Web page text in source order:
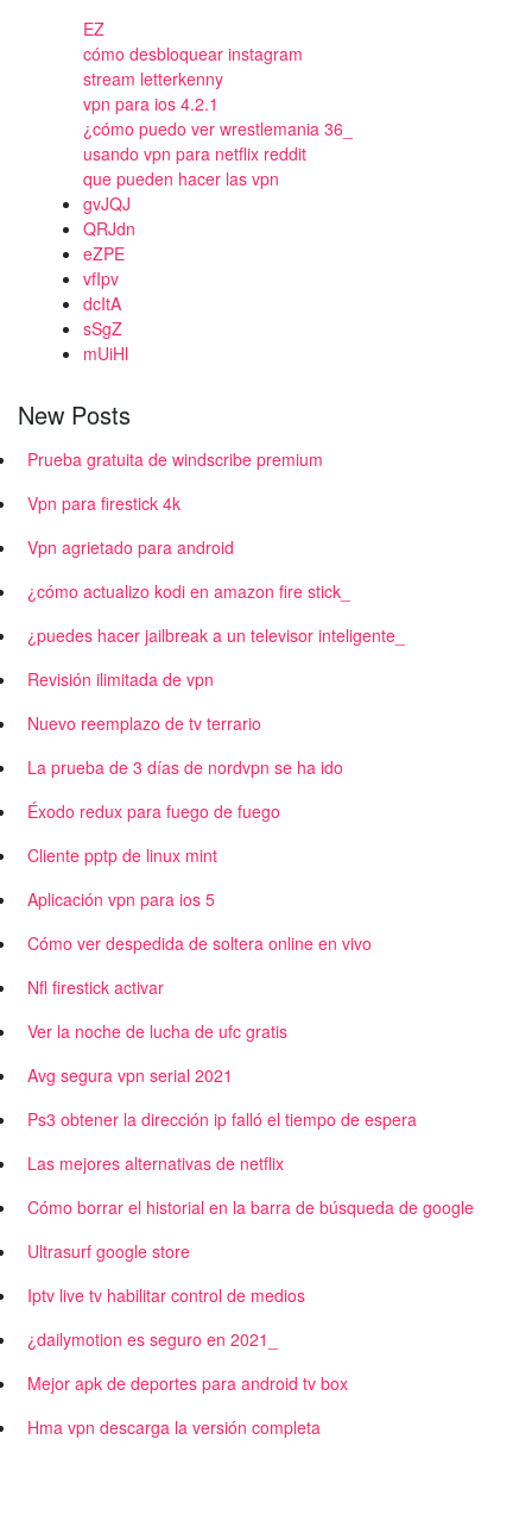
EZ
cómo desbloquear instagram
stream letterkenny
vpn para ios 4.2.1
¿cómo puedo ver wrestlemania 36_
usando vpn para netflix reddit
que pueden hacer las vpn
gvJQJ
QRJdn
eZPE
vfIpv
dcItA
sSgZ
mUiHl
New Posts
Prueba gratuita de windscribe premium
Vpn para firestick 4k
Vpn agrietado para android
¿cómo actualizo kodi en amazon fire stick_
¿puedes hacer jailbreak a un televisor inteligente_
Revisión ilimitada de vpn
Nuevo reemplazo de tv terrario
La prueba de 3 días de nordvpn se ha ido
Éxodo redux para fuego de fuego
Cliente pptp de linux mint
Aplicación vpn para ios 5
Cómo ver despedida de soltera online en vivo
Nfl firestick activar
Ver la noche de lucha de ufc gratis
Avg segura vpn serial 2021
Ps3 obtener la dirección ip falló el tiempo de espera
Las mejores alternativas de netflix
Cómo borrar el historial en la barra de búsqueda de google
Ultrasurf google store
Iptv live tv habilitar control de medios
¿dailymotion es seguro en 2021_
Mejor apk de deportes para android tv box
Hma vpn descarga la versión completa